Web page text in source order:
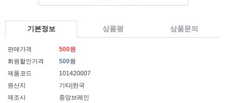
기본정보 상품평 상품문의
판매가격
500원
회원할인가격
500원
제품코드
101420007
원산지
기타|한국
제조사
중앙브레인